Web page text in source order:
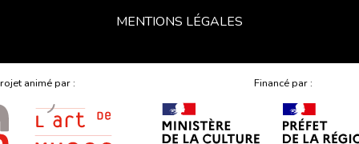
MENTIONS LÉGALES
animé par : Financé par :